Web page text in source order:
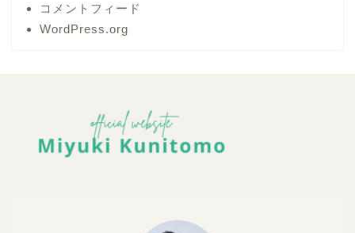
コメントフィード
WordPress.org